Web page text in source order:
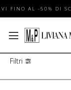
FINO AL -50% DI
Filtri